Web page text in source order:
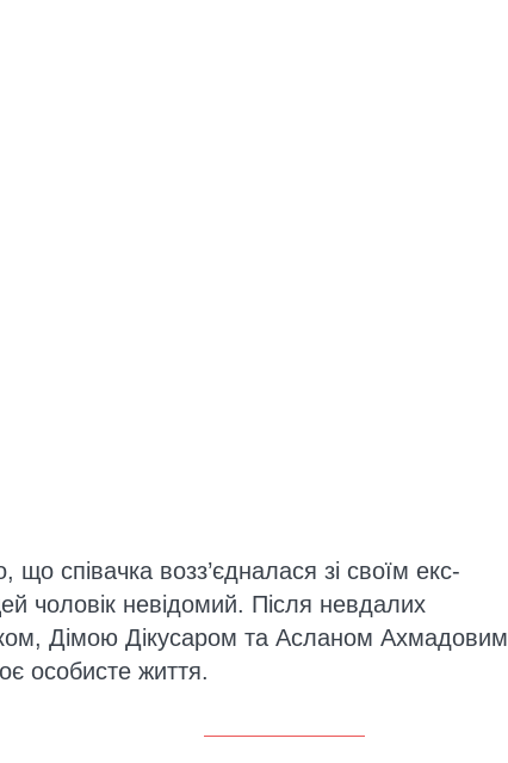
співачка возз’єдналася зі своїм екс-
чоловік невідомий. Після невдалих
Дімою Дікусаром та Асланом Ахмадовим
особисте життя.